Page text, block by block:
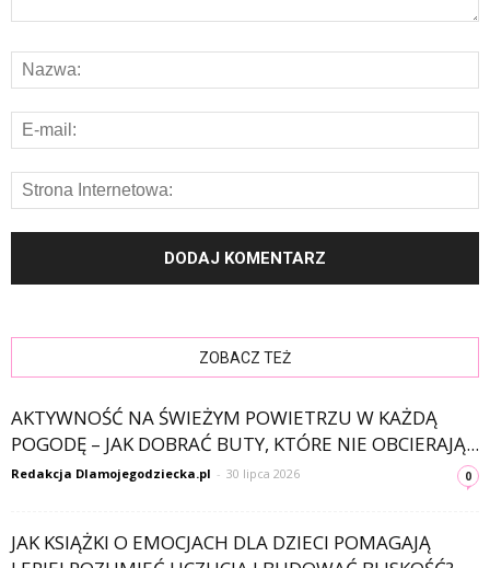
ZOBACZ TEŻ
AKTYWNOŚĆ NA ŚWIEŻYM POWIETRZU W KAŻDĄ
POGODĘ – JAK DOBRAĆ BUTY, KTÓRE NIE OBCIERAJĄ...
Redakcja Dlamojegodziecka.pl - 30 lipca 2026 0
JAK KSIĄŻKI O EMOCJACH DLA DZIECI POMAGAJĄ